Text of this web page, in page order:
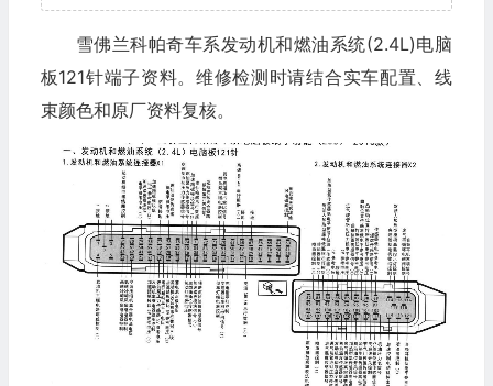
雪佛兰科帕奇车系发动机和燃油系统(2.4L)电脑
板121针端子资料。维修检测时请结合实车配置、线
束颜色和原厂资料复核。